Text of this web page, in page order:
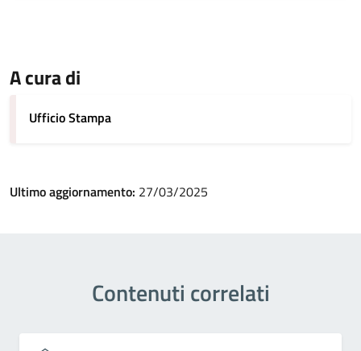
A cura di
Ufficio Stampa
Ultimo aggiornamento: 27/03/2025
Contenuti correlati